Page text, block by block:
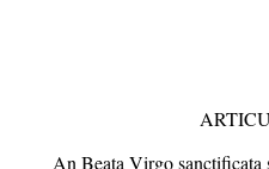
An Beata Virgo sanctificata